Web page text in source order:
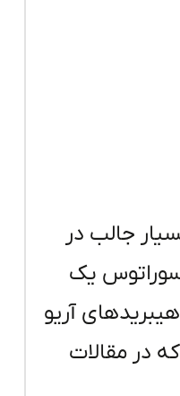
جالب در
یک
آریو
در مقالات